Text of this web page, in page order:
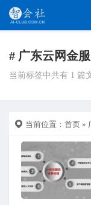
# 广东云网金服
当前标签中共有 1 篇
当前位置： 首页 »